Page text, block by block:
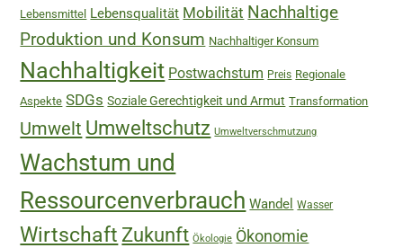
Lebensmittel Lebensqualität Mobilität Nachhaltige
Produktion und Konsum Nachhaltiger Konsum
Nachhaltigkeit Postwachstum Preis Regionale
Aspekte SDGs Soziale Gerechtigkeit und Armut Transformation
Umwelt Umweltschutz Umweltverschmutzung
Wachstum und
Ressourcenverbrauch Wandel Wasser
Wirtschaft Zukunft Ökologie Ökonomie